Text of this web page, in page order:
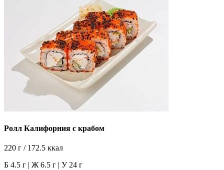
Ролл Калифорния с крабом
220 г / 172.5 ккал
Б 4.5 г | Ж 6.5 г | У 24 г